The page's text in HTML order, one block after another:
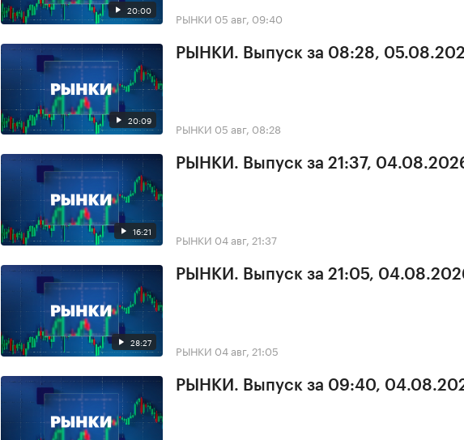
20:00 РЫНКИ 05 авг, 09:40
20:09
РЫНКИ. Выпуск за 08:28,
РЫНКИ 05 авг, 08:28
16:21
РЫНКИ. Выпуск за 21:37,
РЫНКИ 04 авг, 21:37
28:27
РЫНКИ. Выпуск за 21:05,
РЫНКИ 04 авг, 21:05
РЫНКИ. Выпуск за 09:40,